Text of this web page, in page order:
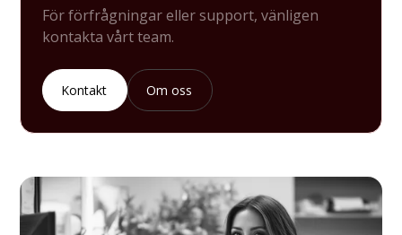
För förfrågningar eller support, vänligen
kontakta vårt team.
Kontakt Om oss